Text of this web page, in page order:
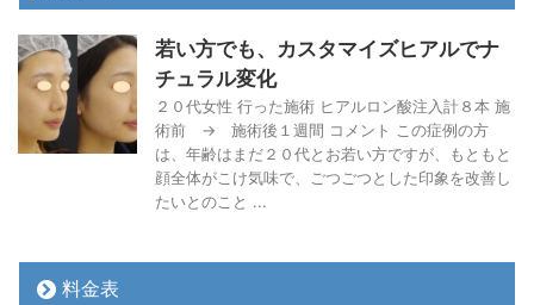
若い方でも、カスタマイズヒアルでナ
チュラル変化
２０代女性 行った施術 ヒアルロン酸注入計８本 施
術前 → 施術後１週間 コメント この症例の方
は、年齢はまだ２０代とお若い方ですが、もともと
顔全体がこけ気味で、ごつごつとした印象を改善し
たいとのこと ...
料金表